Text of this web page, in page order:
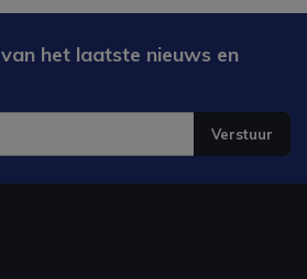
het laatste nieuws en
Verstuur